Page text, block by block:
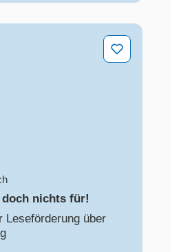
nichts für!
doch nichts für!
Leseförderung über